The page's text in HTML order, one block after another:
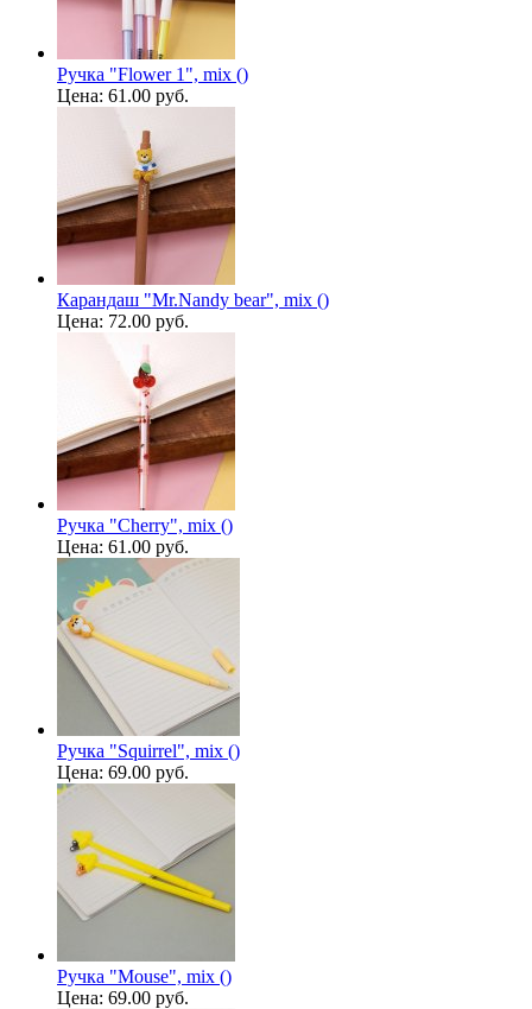
Ручка "Flower 1", mix ()
Цена: 61.00 руб.
Карандаш "Mr.Nandy bear", mix ()
Цена: 72.00 руб.
Ручка "Cherry", mix ()
Цена: 61.00 руб.
Ручка "Squirrel", mix ()
Цена: 69.00 руб.
Ручка "Mouse", mix ()
Цена: 69.00 руб.